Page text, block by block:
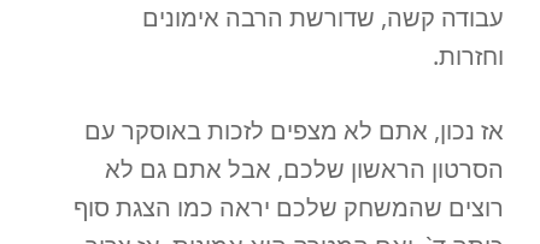
עבודה קשה, שדורשת הרבה אימונים
וחזרות.
אז נכון, אתם לא מצפים לזכות באוסקר עם
הסרטון הראשון שלכם, אבל אתם גם לא
רוצים שהמשחק שלכם יראה כמו הצגת סוף